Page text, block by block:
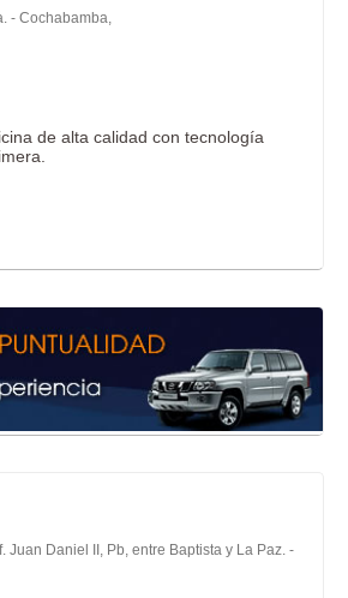
- Cochabamba,
de alta calidad con tecnología
Juan Daniel II, Pb, entre Baptista y La Paz. -